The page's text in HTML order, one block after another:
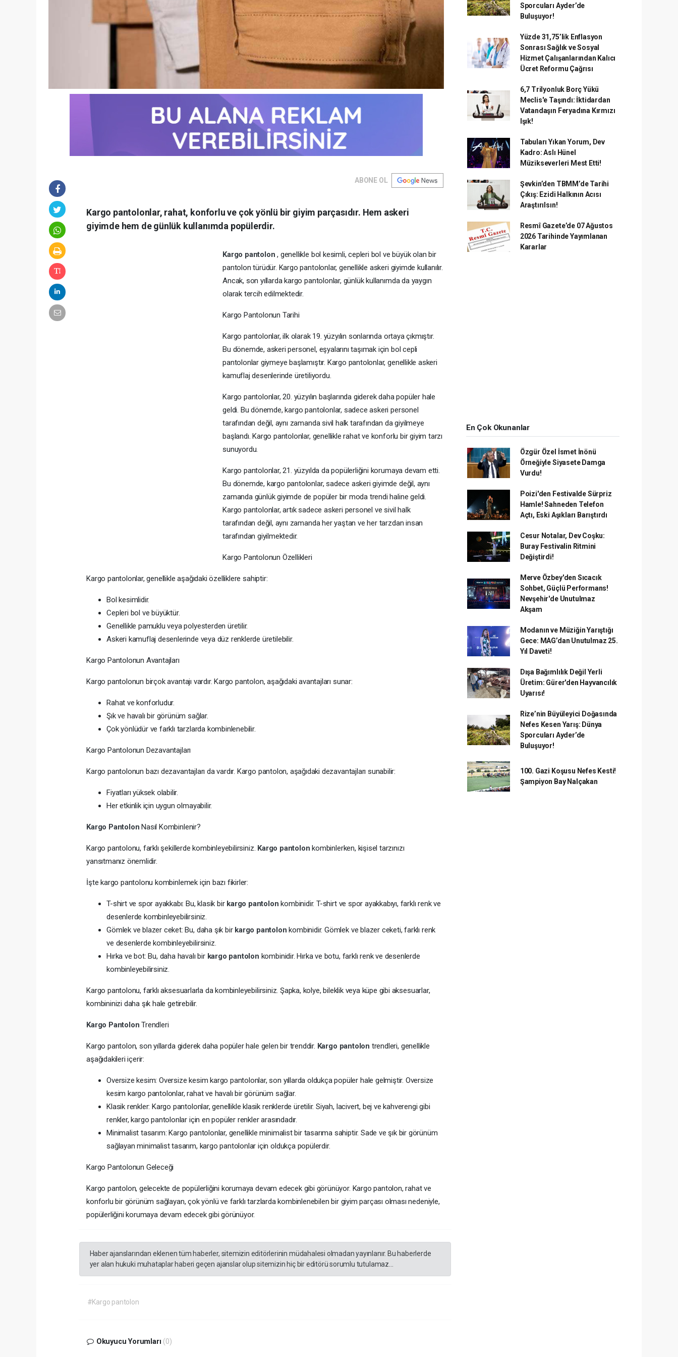
ABONE OL
Kargo pantolonlar, rahat, konforlu ve çok yönlü bir giyim parçasıdır. Hem askeri
giyimde hem de günlük kullanımda popülerdir.
Kargo pantolon, genellikle bol kesimli, cepleri bol ve büyük olan bir
pantolon türüdür. Kargo pantolonlar, genellikle askeri giyimde kullanılır.
Ancak, son yıllarda kargo pantolonlar, günlük kullanımda da yaygın
olarak tercih edilmektedir.
Kargo Pantolonun Tarihi
Kargo pantolonlar, ilk olarak 19. yüzyılın sonlarında ortaya çıkmıştır.
Bu dönemde, askeri personel, eşyalarını taşımak için bol cepli
pantolonlar giymeye başlamıştır. Kargo pantolonlar, genellikle askeri
kamuflaj desenlerinde üretiliyordu.
Kargo pantolonlar, 20. yüzyılın başlarında giderek daha popüler hale
geldi. Bu dönemde, kargo pantolonlar, sadece askeri personel
tarafından değil, aynı zamanda sivil halk tarafından da giyilmeye
başlandı. Kargo pantolonlar, genellikle rahat ve konforlu bir giyim tarzı
sunuyordu.
Kargo pantolonlar, 21. yüzyılda da popülerliğini korumaya devam etti.
Bu dönemde, kargo pantolonlar, sadece askeri giyimde değil, aynı
zamanda günlük giyimde de popüler bir moda trendi haline geldi.
Kargo pantolonlar, artık sadece askeri personel ve sivil halk
tarafından değil, aynı zamanda her yaştan ve her tarzdan insan
tarafından giyilmektedir.
Kargo Pantolonun Özellikleri
Kargo pantolonlar, genellikle aşağıdaki özelliklere sahiptir:
Bol kesimlidir.
Cepleri bol ve büyüktür.
Genellikle pamuklu veya polyesterden üretilir.
Askeri kamuflaj desenlerinde veya düz renklerde üretilebilir.
Kargo Pantolonun Avantajları
Kargo pantolonun birçok avantajı vardır. Kargo pantolon, aşağıdaki avantajları sunar:
Rahat ve konforludur.
Şık ve havalı bir görünüm sağlar.
Çok yönlüdür ve farklı tarzlarda kombinlenebilir.
Kargo Pantolonun Dezavantajları
Kargo pantolonun bazı dezavantajları da vardır. Kargo pantolon, aşağıdaki dezavantajları sunabilir:
Fiyatları yüksek olabilir.
Her etkinlik için uygun olmayabilir.
Kargo PantolonNasıl Kombinlenir?
Kargo pantolonu, farklı şekillerde kombinleyebilirsiniz. Kargo pantolonkombinlerken, kişisel tarzınızı
yansıtmanız önemlidir.
İşte kargo pantolonu kombinlemek için bazı fikirler:
T-shirt ve spor ayakkabı: Bu, klasik bir kargo pantolonkombinidir. T-shirt ve spor ayakkabıyı, farklı renk ve
desenlerde kombinleyebilirsiniz.
Gömlek ve blazer ceket: Bu, daha şık bir kargo pantolonkombinidir. Gömlek ve blazer ceketi, farklı renk
ve desenlerde kombinleyebilirsiniz.
Hırka ve bot: Bu, daha havalı bir kargo pantolon kombinidir. Hırka ve botu, farklı renk ve desenlerde
kombinleyebilirsiniz.
Kargo pantolonu, farklı aksesuarlarla da kombinleyebilirsiniz. Şapka, kolye, bileklik veya küpe gibi aksesuarlar,
kombininizi daha şık hale getirebilir.
Kargo PantolonTrendleri
Kargo pantolon, son yıllarda giderek daha popüler hale gelen bir trenddir. Kargo pantolon trendleri, genellikle
aşağıdakileri içerir:
Oversize kesim: Oversize kesim kargo pantolonlar, son yıllarda oldukça popüler hale gelmiştir. Oversize
kesim kargo pantolonlar, rahat ve havalı bir görünüm sağlar.
Klasik renkler: Kargo pantolonlar, genellikle klasik renklerde üretilir. Siyah, lacivert, bej ve kahverengi gibi
renkler, kargo pantolonlar için en popüler renkler arasındadır.
Minimalist tasarım: Kargo pantolonlar, genellikle minimalist bir tasarıma sahiptir. Sade ve şık bir görünüm
sağlayan minimalist tasarım, kargo pantolonlar için oldukça popülerdir.
Kargo Pantolonun Geleceği
Kargo pantolon, gelecekte de popülerliğini korumaya devam edecek gibi görünüyor. Kargo pantolon, rahat ve
konforlu bir görünüm sağlayan, çok yönlü ve farklı tarzlarda kombinlenebilen bir giyim parçası olması nedeniyle,
popülerliğini korumaya devam edecek gibi görünüyor.
Haber ajanslarından eklenen tüm haberler, sitemizin editörlerinin müdahalesi olmadan yayınlanır. Bu haberlerde
yer alan hukuki muhataplar haberi geçen ajanslar olup sitemizin hiç bir editörü sorumlu tutulamaz...
#Kargo pantolon
Okuyucu Yorumları (0)
Sporcuları Ayder’de
Buluşuyor!
Yüzde 31,75’lik Enflasyon
Sonrası Sağlık ve Sosyal
Hizmet Çalışanlarından Kalıcı
Ücret Reformu Çağrısı
6,7 Trilyonluk Borç Yükü
Meclis'e Taşındı: İktidardan
Vatandaşın Feryadına Kırmızı
Işık!
Tabuları Yıkan Yorum, Dev
Kadro: Aslı Hünel
Müzikseverleri Mest Etti!
Şevkin’den TBMM’de Tarihi
Çıkış: Ezidi Halkının Acısı
Araştırılsın!
Resmî Gazete’de 07 Ağustos
2026 Tarihinde Yayımlanan
Kararlar
En Çok Okunanlar
Özgür Özel İsmet İnönü
Örneğiyle Siyasete Damga
Vurdu!
Poizi'den Festivalde Sürpriz
Hamle! Sahneden Telefon
Açtı, Eski Aşıkları Barıştırdı
Cesur Notalar, Dev Coşku:
Buray Festivalin Ritmini
Değiştirdi!
Merve Özbey'den Sıcacık
Sohbet, Güçlü Performans!
Nevşehir'de Unutulmaz
Akşam
Modanın ve Müziğin Yarıştığı
Gece: MAG’dan Unutulmaz 25.
Yıl Daveti!
Dışa Bağımlılık Değil Yerli
Üretim: Gürer'den Hayvancılık
Uyarısı!
Rize’nin Büyüleyici Doğasında
Nefes Kesen Yarış: Dünya
Sporcuları Ayder’de
Buluşuyor!
100. Gazi Koşusu Nefes Kesti!
Şampiyon Bay Nalçakan